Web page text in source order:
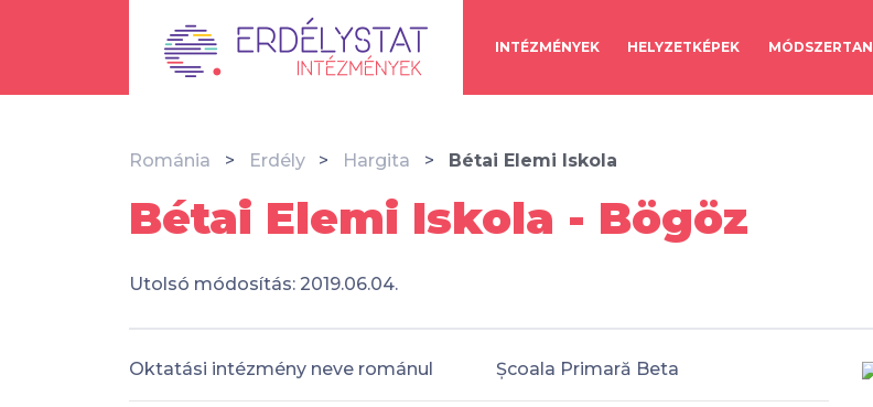
INTÉZMÉNYEK HELYZETKÉPEK MÓDSZERTAN
Románia Erdély Hargita Bétai Elemi Iskola
Bétai Elemi Iskola - Bögöz
Utolsó módosítás: 2019.06.04.
Oktatási intézmény neve románul Școala Primară Beta